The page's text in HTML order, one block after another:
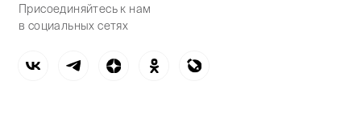
Присоединяйтесь к нам
в социальных сетях